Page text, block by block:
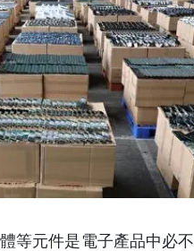
等元件是電子產品中必